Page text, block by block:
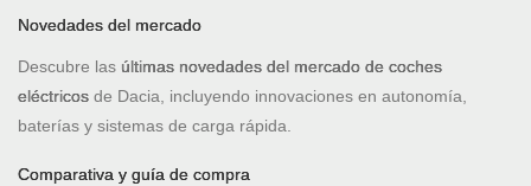
Novedades del mercado
Descubre las últimas novedades del mercado de coches
eléctricos de Dacia, incluyendo innovaciones en autonomía,
baterías y sistemas de carga rápida.
Comparativa y guía de compra